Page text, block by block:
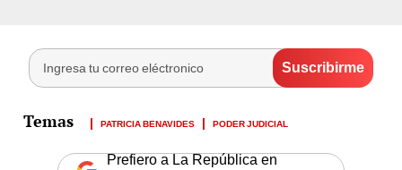
PATRICIA BENAVIDES PODER JUDICIAL
Prefiero a La República en